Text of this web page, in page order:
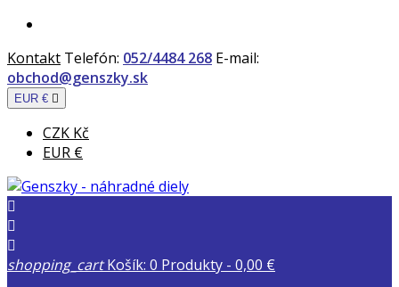
Kontakt Telefón: 052/4484 268 E-mail:
obchod@genszky.sk
EUR € 
CZK Kč
EUR €



shopping_cart Košík: 0 Produkty - 0,00 €